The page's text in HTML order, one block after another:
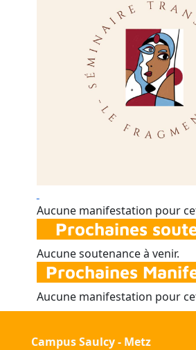
Aucune manifestation pour
Prochaines
Aucune soutenance à venir.
Prochaines
Aucune manifestation pour
Campus Saulcy - Metz